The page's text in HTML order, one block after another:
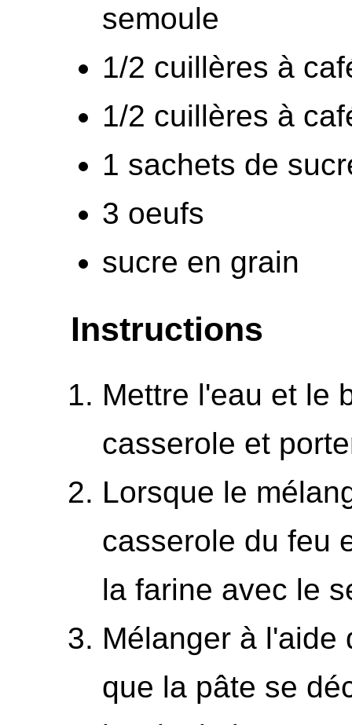
semoule
1/2 cuillères à
1/2 cuillères à
1 sachets de
3 oeufs
sucre en grain
Instructions
Mettre l'eau et le
casserole et
Lorsque le
casserole du feu
la farine avec le
Mélanger à l'aide
que la pâte se